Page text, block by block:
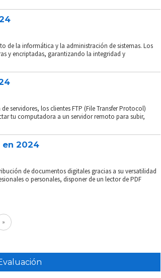
de la informática y la administración de sistemas. Los
y encriptadas, garantizando la integridad y
servidores, los clientes FTP (File Transfer Protocol)
tu computadora a un servidor remoto para subir,
en 2024
de documentos digitales gracias a su versatilidad
o personales, disponer de un lector de PDF
»